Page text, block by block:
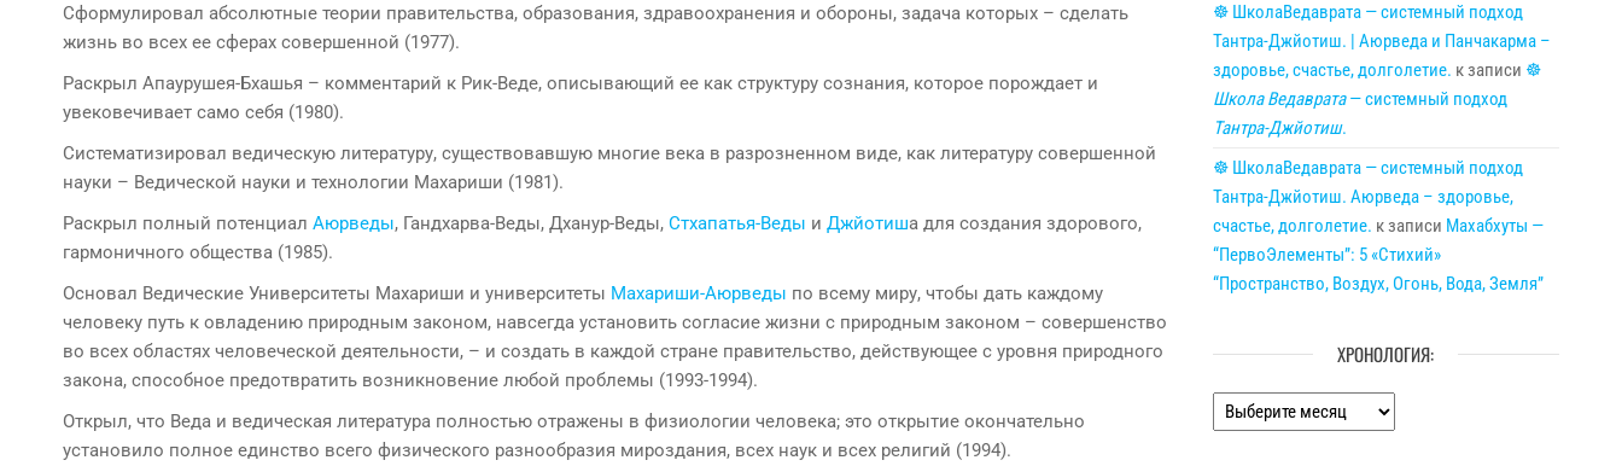
Сформулировал абсолютные теории правительства, образования, здравоохранения и обороны, задача которых – сделать
жизнь во всех ее сферах совершенной (1977).
Раскрыл Апаурушея-Бхашья – комментарий к Рик-Веде, описывающий ее как структуру сознания, которое порождает и
увековечивает само себя (1980).
Систематизировал ведическую литературу, существовавшую многие века в разрозненном виде, как литературу совершенной
науки – Ведической науки и технологии Махариши (1981).
Раскрыл полный потенциал Аюрведы, Гандхарва-Веды, Дханур-Веды, Стхапатья-Веды и Джйотиша для создания здорового,
гармоничного общества (1985).
Основал Ведические Университеты Махариши и университеты Махариши-Аюрведы по всему миру, чтобы дать каждому
человеку путь к овладению природным законом, навсегда установить согласие жизни с природным законом – совершенство
во всех областях человеческой деятельности, – и создать в каждой стране правительство, действующее с уровня природного
закона, способное предотвратить возникновение любой проблемы (1993-1994).
Открыл, что Веда и ведическая литература полностью отражены в физиологии человека; это открытие окончательно
установило полное единство всего физического разнообразия мироздания, всех наук и всех религий (1994).
☸ ШколаВедаврата — системный подход
Тантра-Джйотиш. | Аюрведа и Панчакарма –
здоровье, счастье, долголетие. к записи ☸
Школа Ведаврата— системный подход
Тантра-Джйотиш.
☸ ШколаВедаврата — системный подход
Тантра-Джйотиш. Аюрведа – здоровье,
счастье, долголетие. к записи Махабхуты —
“ПервоЭлементы”: 5 «Стихий»
“Пространство, Воздух, Огонь, Вода, Земля”
ХРОНОЛОГИЯ:
Хронология: